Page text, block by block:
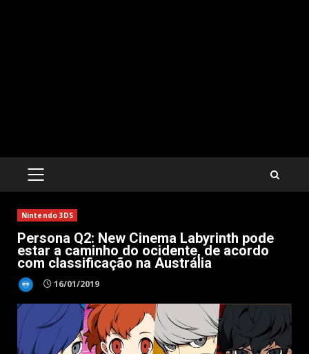
PRIMARY
Nintendo 3DS
Persona Q2: New Cinema Labyrinth pode
estar a caminho do ocidente, de acordo
com classificação na Austrália
16/01/2019